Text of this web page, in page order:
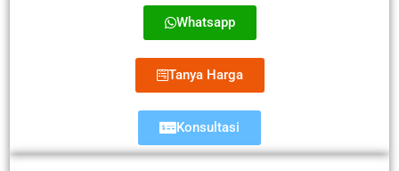
Whatsapp
Tanya Harga
Konsultasi